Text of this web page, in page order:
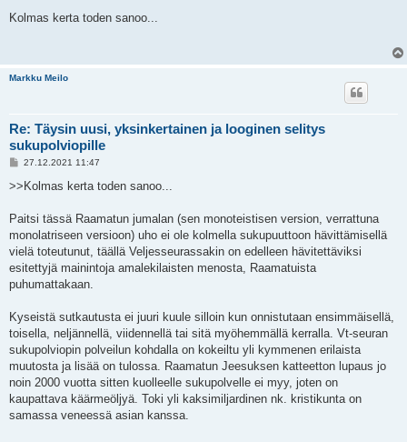
e
Kolmas kerta toden sanoo...
Markku Meilo
Re: Täysin uusi, yksinkertainen ja looginen selitys
sukupolviopille
V
e
i
27.12.2021 11:47
>>Kolmas kerta toden sanoo...
Paitsi tässä Raamatun jumalan (sen monoteistisen version, verrattuna
monolatriseen versioon) uho ei ole kolmella sukupuuttoon hävittämisellä
vielä toteutunut, täällä Veljesseurassakin on edelleen hävitettäviksi
esitettyjä mainintoja amalekilaisten menosta, Raamatuista
puhumattakaan.
Kyseistä sutkautusta ei juuri kuule silloin kun onnistutaan ensimmäisellä,
toisella, neljännellä, viidennellä tai sitä myöhemmällä kerralla. Vt-seuran
sukupolviopin polveilun kohdalla on kokeiltu yli kymmenen erilaista
muutosta ja lisää on tulossa. Raamatun Jeesuksen katteetton lupaus jo
noin 2000 vuotta sitten kuolleelle sukupolvelle ei myy, joten on
kaupattava käärmeöljyä. Toki yli kaksimiljardinen nk. kristikunta on
samassa veneessä asian kanssa.